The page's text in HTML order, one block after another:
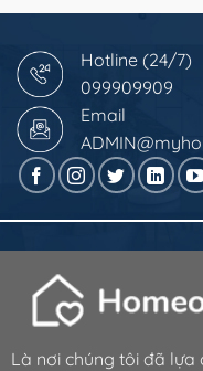
Hotline (24/7)
099909909
Email
Là nơi chúng tôi đã